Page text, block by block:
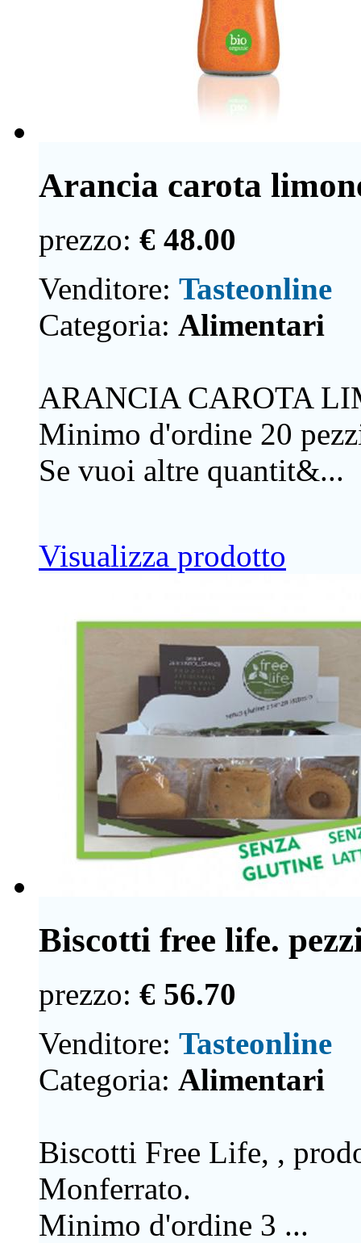
Arancia carota
prezzo: € 48.00
Venditore: Tasteonline
Categoria: Alimentari
ARANCIA CAROTA
Minimo d'ordine 20
Se vuoi altre quantit&...
Visualizza prodotto
Biscotti free life.
prezzo: € 56.70
Venditore: Tasteonline
Categoria: Alimentari
Biscotti Free Life, ,
Monferrato.
Minimo d'ordine 3 ...